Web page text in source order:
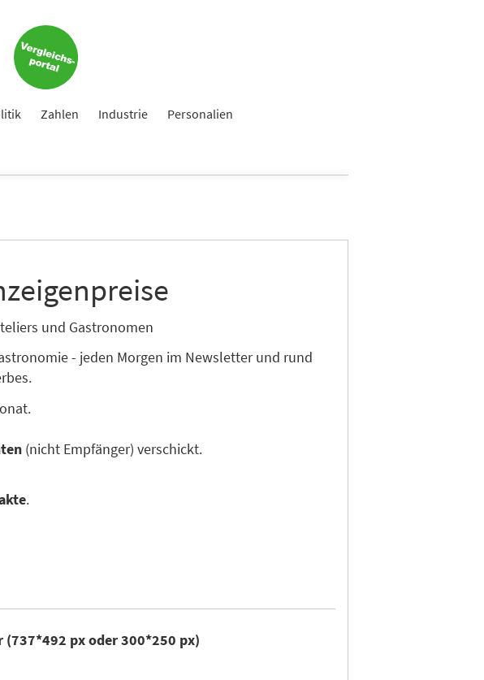
Zahlen Industrie Personalien
und Gastronomen
- jeden Morgen im Newsletter und rund
(nicht Empfänger) verschickt.
.
(737*492 px oder 300*250 px)